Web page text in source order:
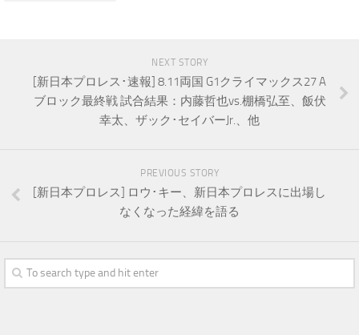
NEXT STORY
[新日本プロレス･速報] 8.11両国 G1クライマックス27 A
ブロック最終戦 試合結果：内藤哲也vs.棚橋弘至、飯伏
幸太、ザック･セイバーJr.、他
PREVIOUS STORY
[新日本プロレス] ロウ･キー、新日本プロレスに出場し
なくなった経緯を語る